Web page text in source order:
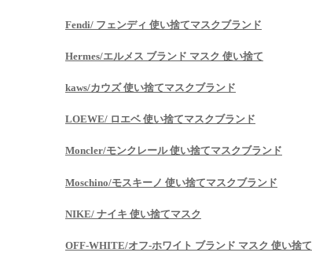
Fendi/ フェンディ 使い捨てマスクブランド
Hermes/エルメス ブランド マスク 使い捨て
kaws/カウズ 使い捨てマスクブランド
LOEWE/ ロエベ 使い捨てマスクブランド
Moncler/モンクレール 使い捨てマスクブランド
Moschino/モスキーノ 使い捨てマスクブランド
NIKE/ ナイキ 使い捨てマスク
OFF-WHITE/オフ-ホワイト ブランド マスク 使い捨て